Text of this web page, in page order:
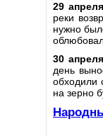
29
реки
нужно
30
день
обходили
на зерно